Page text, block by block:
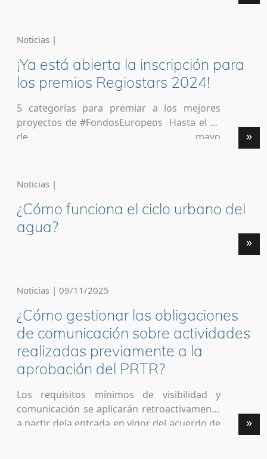
7365654252557324288-TsVA?
utm_source=share&utm_medium=member_i
os&rcm=ACoAABcloKABAAR90bFs0dMnK0V6
_MDgCLH83iI
Noticias |
¡Ya está abierta la inscripción para
los premios Regiostars 2024!
5 categorías para premiar a los mejores
proyectos de #FondosEuropeos Hasta el 31
de mayo
2023-competition-platform-activity-
7166732694045802496-a3id?
utm_source=share&utm_medium=member_
desktop
»
Noticias |
¿Cómo funciona el ciclo urbano del
agua?
»
Noticias | 09/11/2025
¿Cómo gestionar las obligaciones
de comunicación sobre actividades
realizadas previamente a la
aprobación del PRTR?
Los requisitos mínimos de visibilidad y
comunicación se aplicarán retroactivamente
a partir dela entrada en vigor del acuerdo de
»